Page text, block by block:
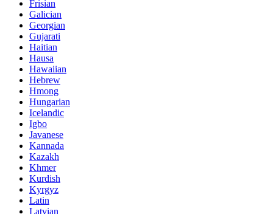
Frisian
Galician
Georgian
Gujarati
Haitian
Hausa
Hawaiian
Hebrew
Hmong
Hungarian
Icelandic
Igbo
Javanese
Kannada
Kazakh
Khmer
Kurdish
Kyrgyz
Latin
Latvian